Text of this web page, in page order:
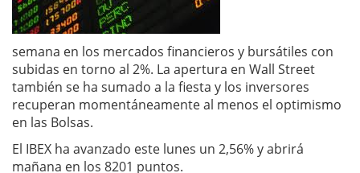
semana en los mercados financieros y bursátiles con
subidas en torno al 2%. La apertura en Wall Street
también se ha sumado a la fiesta y los inversores
recuperan momentáneamente al menos el optimismo
en las Bolsas.
El IBEX ha avanzado este lunes un 2,56% y abrirá
mañana en los 8201 puntos.